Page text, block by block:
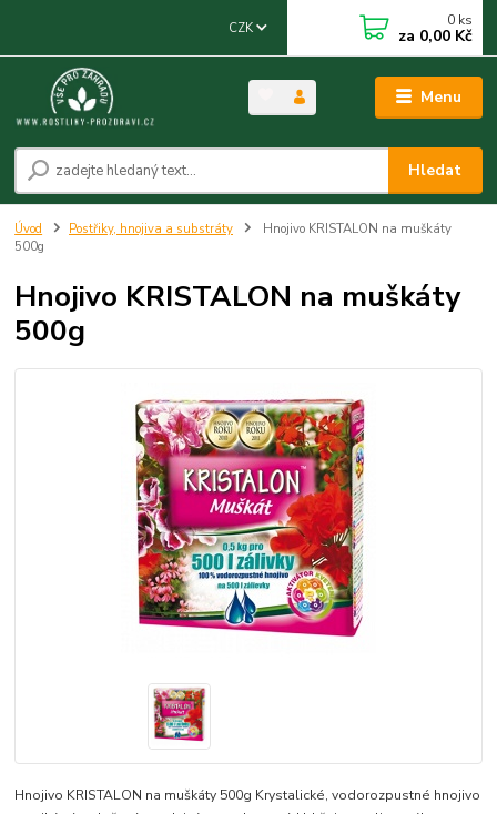
Menu
CZK
Hledat
0 ks
za 0,00 Kč
Úvod Postřiky, hnojiva a substráty
Hnojivo KRISTALON na muškáty
500g
Hnojivo KRISTALON na muškáty
500g
Hnojivo KRISTALON na muškáty 500g Krystalické, vodorozpustné hnojivo